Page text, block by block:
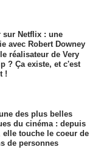
sur Netflix : une
avec Robert Downey
réalisateur de Very
? Ça existe, et c'est
!
des plus belles
du cinéma : depuis
elle touche le coeur de
de personnes